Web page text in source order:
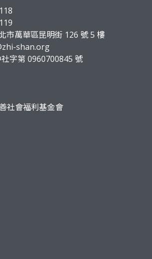
市萬華區昆明街 126 號 5 樓
shan.org
字第 0960700845 號
社會福利基金會